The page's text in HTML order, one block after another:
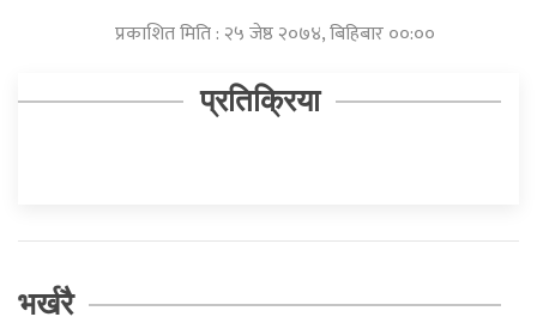
प्रकाशित मिति : २५ जेष्ठ २०७४, बिहिबार ००:००
प्रतिक्रिया
भर्खरै